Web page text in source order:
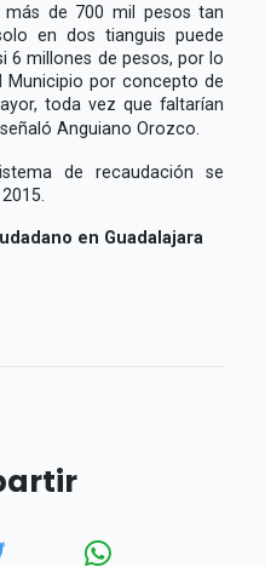
de 700 mil pesos tan
en dos tianguis puede
6 millones de pesos, por lo
Municipio por concepto de
toda vez que faltarían
Anguiano Orozco.
de recaudación se
en Guadalajara